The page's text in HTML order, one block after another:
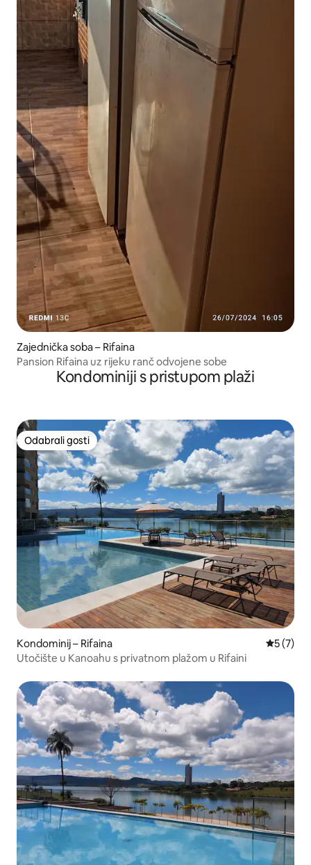
Zajednička soba – Rifaina
Pansion Rifaina uz rijeku ranč odvojene sobe
Kondominiji s pristupom plaži
Odabrali gosti
Odabrali gosti
Kondominij – Rifaina
5 (7)
Utočište u Kanoahu s privatnom plažom u Rifaini